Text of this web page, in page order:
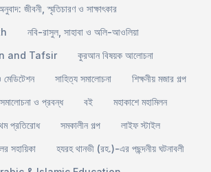
জীবনী, স্মৃতিচারণ ও সাক্ষাৎকার
নবি-রাসুল, সাহাবা ও অলি-আওলিয়া
and Tafsir
কুরআন বিষয়ক আলোচনা
সাহিত্য সমালোচনা
শিক্ষনীয় মজার গল্প
ও প্রবন্ধ
বই
মহাকাশে মহামিলন
প্রতিরোধ
সমকালীন গল্প
লাইফ স্টাইল
সহায়িকা
হযরহ থানভী (রহ.)-এর পছন্দনীয় ঘটনাবলী